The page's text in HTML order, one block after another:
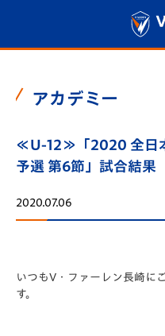
アカデミー
≪U-12≫「2020 全日
予選 第6節」試合結果
2020.07.06
いつもV・ファーレン長崎に
す。